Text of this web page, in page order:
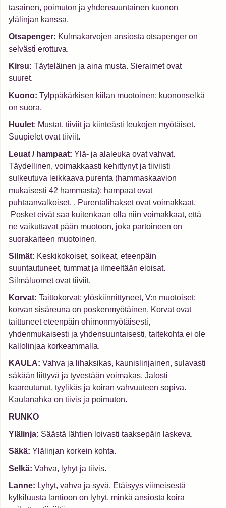
tasainen, poimuton ja yhdensuuntainen kuonon
ylälinjan kanssa.
Otsapenger: Kulmakarvojen ansiosta otsapenger on
selvästi erottuva.
Kirsu: Täyteläinen ja aina musta. Sieraimet ovat
suuret.
Kuono: Tylppäkärkisen kiilan muotoinen; kuononselkä
on suora.
Huulet: Mustat, tiiviit ja kiinteästi leukojen myötäiset.
Suupielet ovat tiiviit.
Leuat / hampaat: Ylä- ja alaleuka ovat vahvat.
Täydellinen, voimakkaasti kehittynyt ja tiiviisti
sulkeutuva leikkaava purenta (hammaskaavion
mukaisesti 42 hammasta); hampaat ovat
puhtaanvalkoiset. . Purentalihakset ovat voimakkaat.
Posket eivät saa kuitenkaan olla niin voimakkaat, että
ne vaikuttavat pään muotoon, joka partoineen on
suorakaiteen muotoinen.
Silmät: Keskikokoiset, soikeat, eteenpäin
suuntautuneet, tummat ja ilmeeltään eloisat.
Silmäluomet ovat tiiviit.
Korvat: Taittokorvat; ylöskiinnittyneet, V:n muotoiset;
korvan sisäreuna on poskenmyötäinen. Korvat ovat
taittuneet eteenpäin ohimonmyötäisesti,
yhdenmukaisesti ja yhdensuuntaisesti, taitekohta ei ole
kallolinjaa korkeammalla.
KAULA: Vahva ja lihaksikas, kaunislinjainen, sulavasti
säkään liittyvä ja tyvestään voimakas. Jalosti
kaareutunut, tyylikäs ja koiran vahvuuteen sopiva.
Kaulanahka on tiivis ja poimuton.
RUNKO
Ylälinja: Säästä lähtien loivasti taaksepäin laskeva.
Säkä: Ylälinjan korkein kohta.
Selkä: Vahva, lyhyt ja tiivis.
Lanne: Lyhyt, vahva ja syvä. Etäisyys viimeisestä
kylkiluusta lantioon on lyhyt, minkä ansiosta koira